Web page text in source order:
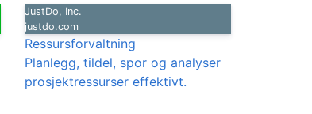
JustDo, Inc.
justdo.com
Ressursforvaltning
Planlegg, tildel, spor og analyser
prosjektressurser effektivt.